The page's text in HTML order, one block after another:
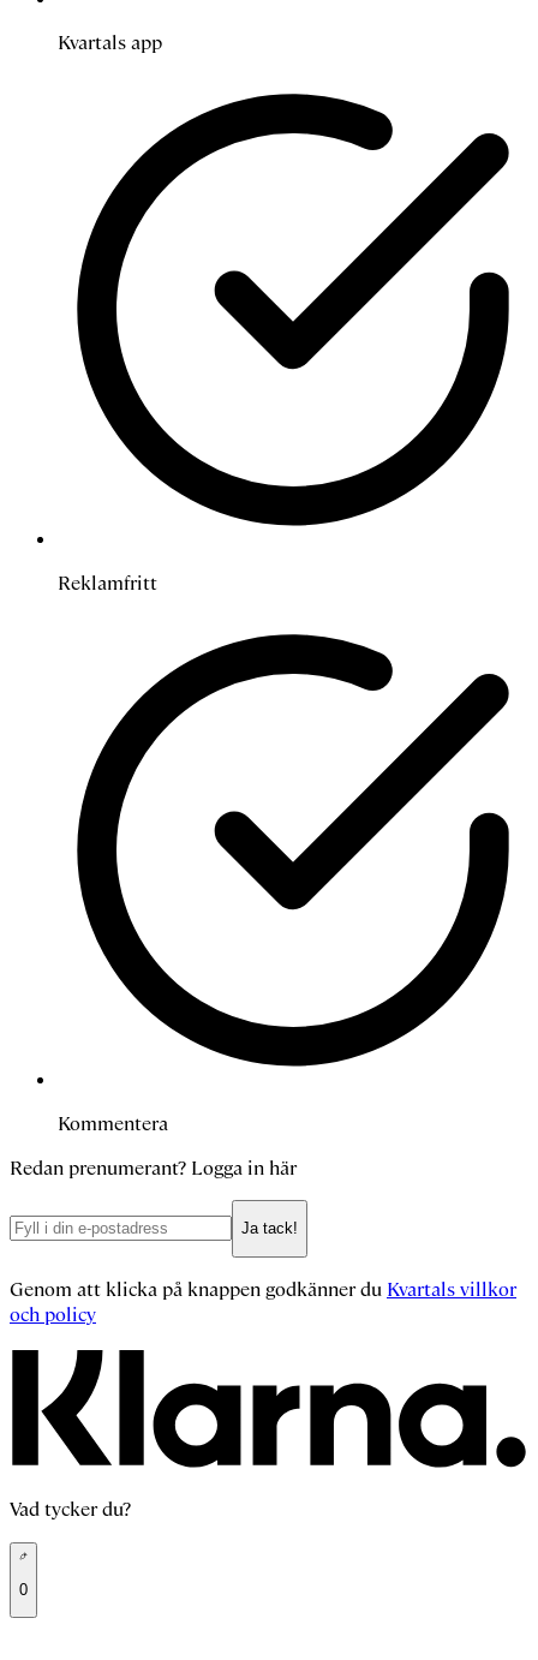
Kvartals app
Reklamfritt
Kommentera
Redan prenumerant? Logga in här
Ja tack!
Genom att klicka på knappen godkänner du Kvartals villkor
och policy
Vad tycker du?
0